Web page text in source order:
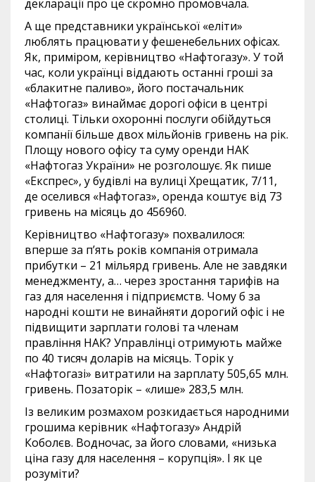
декларації про це скромно промовчала.
А ще представники української «еліти»
люблять працювати у фешенебельних офісах.
Як, приміром, керівництво «Нафтогазу». У той
час, коли українці віддають останні гроші за
«блакитне паливо», його постачальник
«Нафтогаз» винаймає дорогі офіси в центрі
столиці. Тільки охоронні послуги обійдуться
компанії більше двох мільйонів гривень на рік.
Площу нового офісу та суму оренди НАК
«Нафтогаз України» не розголошує. Як пише
«Експрес», у будівлі на вулиці Хрещатик, 7/11,
де оселився «Нафтогаз», оренда коштує від 73
гривень на місяць до 456960.
Керівництво «Нафтогазу» похвалилося:
вперше за п’ять років компанія отримала
прибутки – 21 мільярд гривень. Але не завдяки
менеджменту, а… через зростання тарифів на
газ для населення і підприємств. Чому б за
народні кошти не винайняти дорогий офіс і не
підвищити зарплати голові та членам
правління НАК? Управлінці отримують майже
по 40 тисяч доларів на місяць. Торік у
«Нафтогазі» витратили на зарплату 505,65 млн.
гривень. Позаторік – «лише» 283,5 млн.
Із великим розмахом розкидається народними
грошима керівник «Нафтогазу» Андрій
Коболєв. Водночас, за його словами, «низька
ціна газу для населення – корупція». І як це
розуміти?